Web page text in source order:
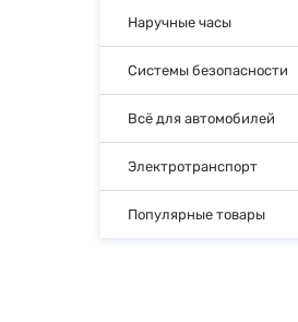
Наручные часы
Системы безопасности
Всё для автомобилей
Электротранспорт
Популярные товары